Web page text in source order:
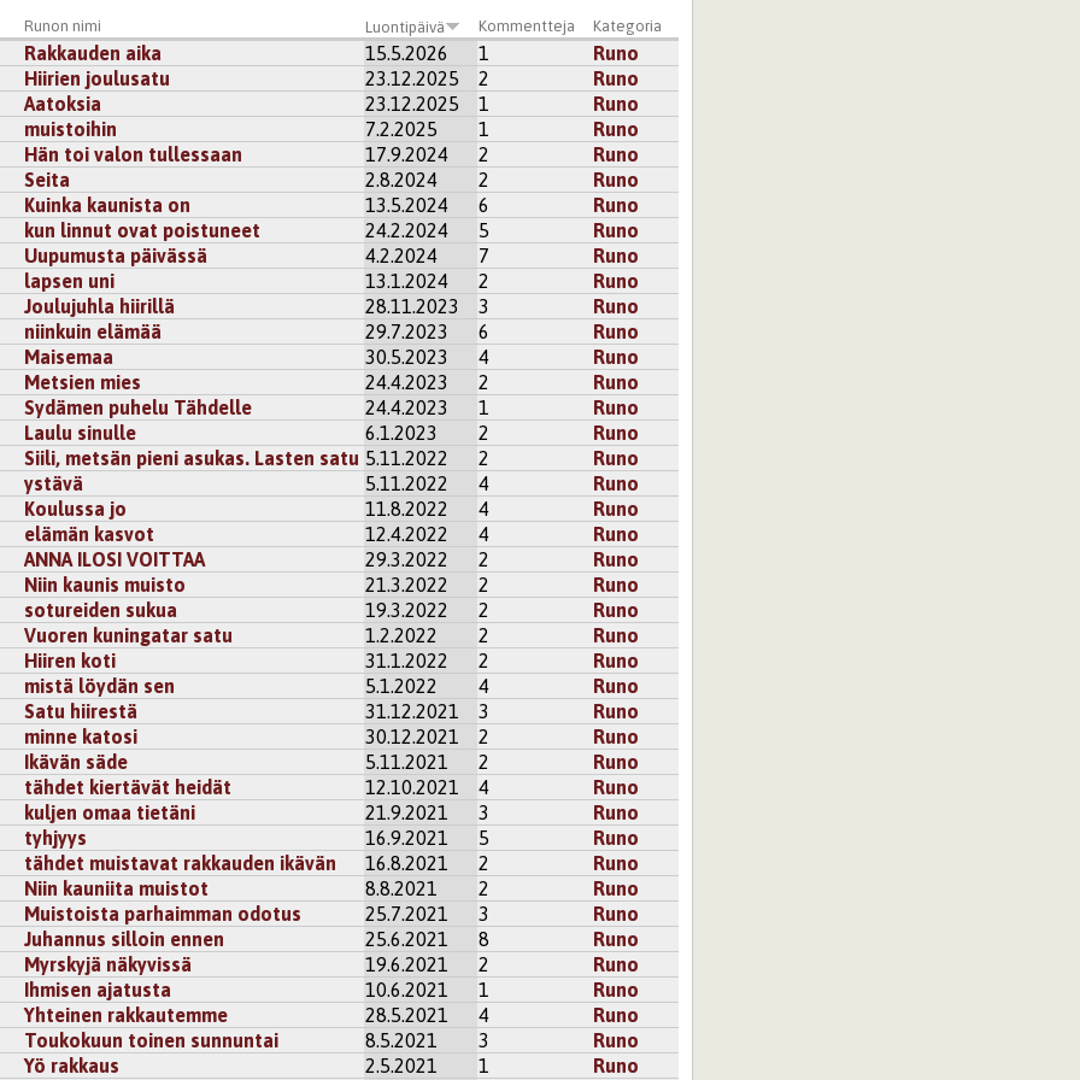
rekisteröidykommentoidaksesi
kommentoidaksesi
ayla
rekisteröidykommentoidaksesi
Runon nimi Luontipäivä Kommentteja Kategoria
Rakkauden aika 15.5.2026 1
Runo
Hiirien joulusatu 23.12.2025 2
Runo
Aatoksia 23.12.2025 1
Runo
muistoihin 7.2.2025 1
Runo
Hän toi valon tullessaan 17.9.2024 2
Runo
Seita 2.8.2024 2
Runo
Kuinka kaunista on 13.5.2024 6
Runo
kun linnut ovat poistuneet 24.2.2024 5
Runo
Uupumusta päivässä 4.2.2024 7
Runo
lapsen uni 13.1.2024 2
Runo
Joulujuhla hiirillä 28.11.2023 3
Runo
niinkuin elämää 29.7.2023 6
Runo
Maisemaa 30.5.2023 4
Runo
Metsien mies 24.4.2023 2
Runo
Sydämen puhelu Tähdelle 24.4.2023 1
Runo
Laulu sinulle 6.1.2023 2
Runo
Siili, metsän pieni asukas. Lasten satu 5.11.2022 2
Runo
ystävä 5.11.2022 4
Runo
Koulussa jo 11.8.2022 4
Runo
elämän kasvot 12.4.2022 4
Runo
ANNA ILOSI VOITTAA 29.3.2022 2
Runo
Niin kaunis muisto 21.3.2022 2
Runo
sotureiden sukua 19.3.2022 2
Runo
Vuoren kuningatar satu 1.2.2022 2
Runo
Hiiren koti 31.1.2022 2
Runo
mistä löydän sen 5.1.2022 4
Runo
Satu hiirestä 31.12.2021 3
Runo
minne katosi 30.12.2021 2
Runo
Ikävän säde 5.11.2021 2
Runo
tähdet kiertävät heidät 12.10.2021 4
Runo
kuljen omaa tietäni 21.9.2021 3
Runo
tyhjyys 16.9.2021 5
Runo
tähdet muistavat rakkauden ikävän 16.8.2021 2
Runo
Niin kauniita muistot 8.8.2021 2
Runo
Muistoista parhaimman odotus 25.7.2021 3
Runo
Juhannus silloin ennen 25.6.2021 8
Runo
Myrskyjä näkyvissä 19.6.2021 2
Runo
Ihmisen ajatusta 10.6.2021 1
Runo
Yhteinen rakkautemme 28.5.2021 4
Runo
Toukokuun toinen sunnuntai 8.5.2021 3
Runo
Yö rakkaus 2.5.2021 1
Runo